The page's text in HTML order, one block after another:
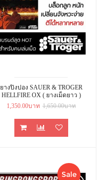
ยางปิงปอง SAUER & TROGER
HELLFIRE OX ( ยางเม็ดยาว )
1,350.00บาท 1,650.00บาท
Sale